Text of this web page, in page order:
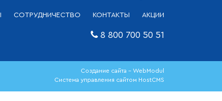
СОТРУДНИЧЕСТВО КОНТАКТЫ АКЦИИ
8 800 700 50 51
Создание сайта - WebModul
Система управления сайтом HostCMS